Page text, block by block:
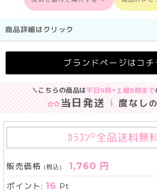
商品詳細はクリック
ブランドページはコチ
＼こちらの商品は平日9時+土曜9時まで
当日発送 度なし
ｶﾗｺﾝ 全品送料無
販売価格 (税込): 1,760 円
ポイント:16 Pt